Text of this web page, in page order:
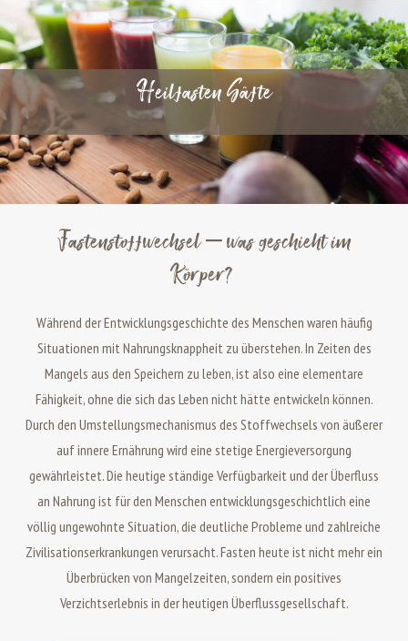
Heilfasten Säfte
Fastenstoffwechsel – was geschieht im
Körper?
Während der Entwicklungsgeschichte des Menschen waren häufig
Situationen mit Nahrungsknappheit zu überstehen. In Zeiten des
Mangels aus den Speichern zu leben, ist also eine elementare
Fähigkeit, ohne die sich das Leben nicht hätte entwickeln können.
Durch den Umstellungsmechanismus des Stoffwechsels von äußerer
auf innere Ernährung wird eine stetige Energieversorgung
gewährleistet. Die heutige ständige Verfügbarkeit und der Überfluss
an Nahrung ist für den Menschen entwicklungsgeschichtlich eine
völlig ungewohnte Situation, die deutliche Probleme und zahlreiche
Zivilisationserkrankungen verursacht. Fasten heute ist nicht mehr ein
Überbrücken von Mangelzeiten, sondern ein positives
Verzichtserlebnis in der heutigen Überflussgesellschaft.